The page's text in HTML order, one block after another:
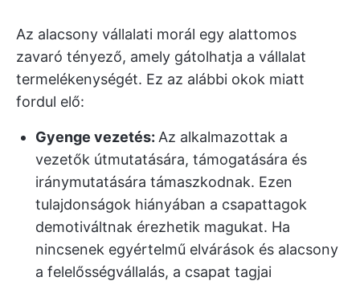
Az alacsony vállalati morál egy alattomos
zavaró tényező, amely gátolhatja a vállalat
termelékenységét. Ez az alábbi okok miatt
fordul elő:
Gyenge vezetés: Az alkalmazottak a
vezetők útmutatására, támogatására és
iránymutatására támaszkodnak. Ezen
tulajdonságok hiányában a csapattagok
demotiváltnak érezhetik magukat. Ha
nincsenek egyértelmű elvárások és alacsony
a felelősségvállalás, a csapat tagjai